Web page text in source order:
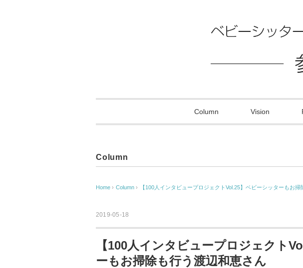
Column Vision
Column
Home › Column › 【100人インタビュープロジェクトVol.25】ベビーシッターもお
2019-05-18
【100人インタビュープロジェクト
ーもお掃除も行う渡辺和恵さん